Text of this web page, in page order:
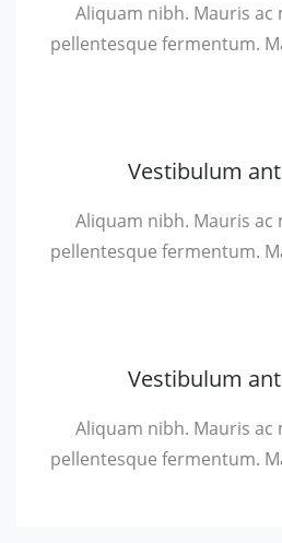
Aliquam nibh. Mauris ac
pellentesque fermentum.
Vestibulum
Aliquam nibh. Mauris ac
pellentesque fermentum.
Vestibulum
Aliquam nibh. Mauris ac
pellentesque fermentum.